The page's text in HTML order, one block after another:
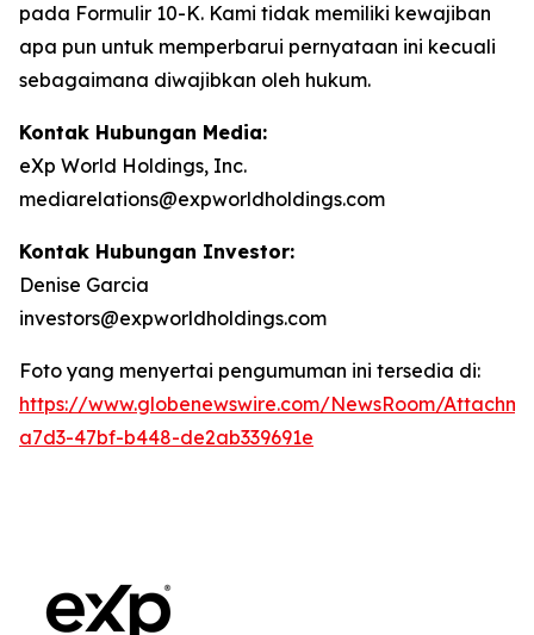
pada Formulir 10-K. Kami tidak memiliki kewajiban
apa pun untuk memperbarui pernyataan ini kecuali
sebagaimana diwajibkan oleh hukum.
Kontak Hubungan Media:
eXp World Holdings, Inc.
mediarelations@expworldholdings.com
Kontak Hubungan Investor:
Denise Garcia
investors@expworldholdings.com
Foto yang menyertai pengumuman ini tersedia di:
https://www.globenewswire.com/NewsRoom/
a7d3-47bf-b448-de2ab339691e